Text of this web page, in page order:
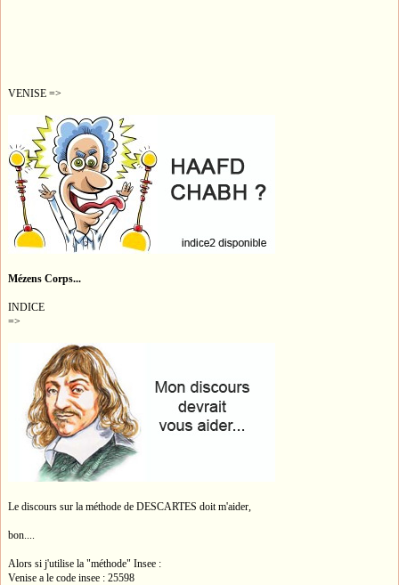
VENISE =>
Mézens Corps...
INDICE
=>
Le discours sur la méthode de DESCARTES doit m'aider,
bon....
Alors si j'utilise la "méthode" Insee :
Venise a le code insee : 25598